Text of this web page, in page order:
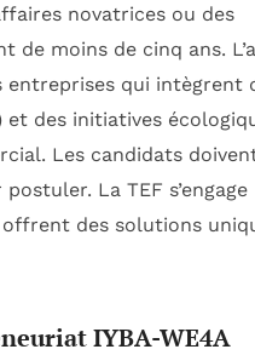
novatrices ou des
de moins de cinq ans.
entreprises qui intègrent
et des initiatives
Les candidats
La TEF s’engage
des solutions
IYBA-WE4A